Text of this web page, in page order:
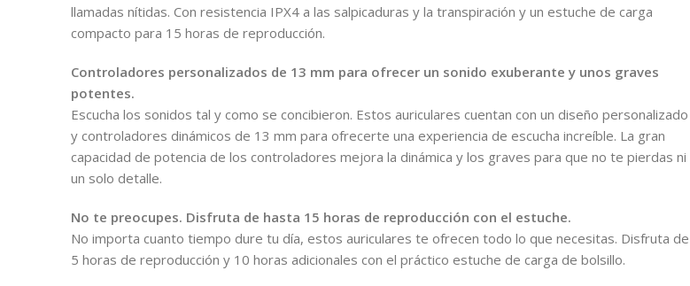
llamadas nítidas. Con resistencia IPX4 a las salpicaduras y la transpiración y un estuche de carga
compacto para 15 horas de reproducción.
Controladores personalizados de 13 mm para ofrecer un sonido exuberante y unos graves
potentes.
Escucha los sonidos tal y como se concibieron. Estos auriculares cuentan con un diseño personalizado
y controladores dinámicos de 13 mm para ofrecerte una experiencia de escucha increíble. La gran
capacidad de potencia de los controladores mejora la dinámica y los graves para que no te pierdas ni
un solo detalle.
No te preocupes. Disfruta de hasta 15 horas de reproducción con el estuche.
No importa cuanto tiempo dure tu día, estos auriculares te ofrecen todo lo que necesitas. Disfruta de
5 horas de reproducción y 10 horas adicionales con el práctico estuche de carga de bolsillo.